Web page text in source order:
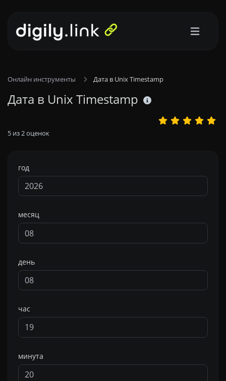
Онлайн инструменты Дата в Unix Timestamp
Дата в Unix Timestamp
5 из2оценок
год
месяц
день
час
минута